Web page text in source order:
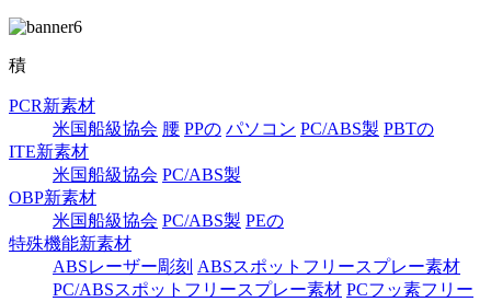
積
PCR新素材
米国船級協会 腰 PPの パソコン PC/ABS製 PBTの
ITE新素材
米国船級協会 PC/ABS製
OBP新素材
米国船級協会 PC/ABS製 PEの
特殊機能新素材
ABSレーザー彫刻 ABSスポットフリースプレー素材
PC/ABSスポットフリースプレー素材 PCフッ素フリー